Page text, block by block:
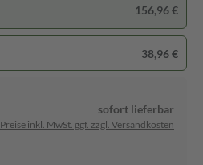
156,96 €
38,96 €
sofort lieferbar
Preise inkl. MwSt. ggf. zzgl. Versandkosten